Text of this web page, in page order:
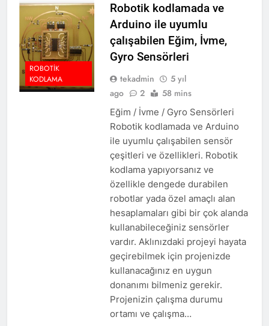
ROBOTIK
KODLAMA
Robotik kodlamada ve
Arduino ile uyumlu
çalışabilen Eğim, İvme,
Gyro Sensörleri
tekadmin
5 yıl
ago
2 58 mins
Eğim / İvme / Gyro Sensörleri
Robotik kodlamada ve Arduino
ile uyumlu çalışabilen sensör
çeşitleri ve özellikleri. Robotik
kodlama yapıyorsanız ve
özellikle dengede durabilen
robotlar yada özel amaçlı alan
hesaplamaları gibi bir çok alanda
kullanabileceğiniz sensörler
vardır. Aklınızdaki projeyi hayata
geçirebilmek için projenizde
kullanacağınız en uygun
donanımı bilmeniz gerekir.
Projenizin çalışma durumu
ortamı ve çalışma…